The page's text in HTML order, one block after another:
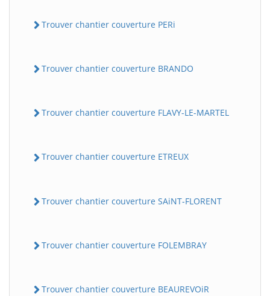
Trouver chantier couverture PERi
Trouver chantier couverture BRANDO
Trouver chantier couverture FLAVY-LE-MARTEL
Trouver chantier couverture ETREUX
Trouver chantier couverture SAiNT-FLORENT
Trouver chantier couverture FOLEMBRAY
Trouver chantier couverture BEAUREVOiR